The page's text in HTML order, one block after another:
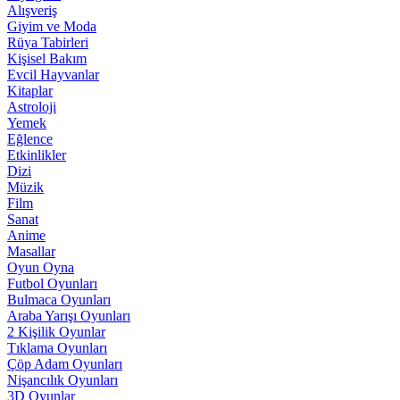
Alışveriş
Giyim ve Moda
Rüya Tabirleri
Kişisel Bakım
Evcil Hayvanlar
Kitaplar
Astroloji
Yemek
Eğlence
Etkinlikler
Dizi
Müzik
Film
Sanat
Anime
Masallar
Oyun Oyna
Futbol Oyunları
Bulmaca Oyunları
Araba Yarışı Oyunları
2 Kişilik Oyunlar
Tıklama Oyunları
Çöp Adam Oyunları
Nişancılık Oyunları
3D Oyunlar